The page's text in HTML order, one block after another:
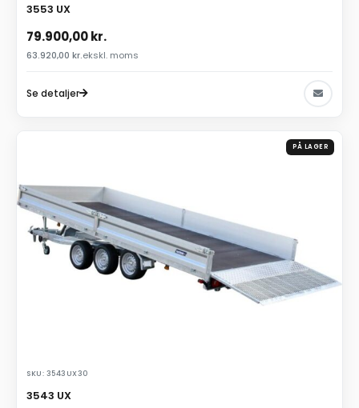
3553 UX
79.900,00kr.
63.920,00 kr.ekskl. moms
Se detaljer
PÅ LAGER
SKU: 3543UX30
3543 UX